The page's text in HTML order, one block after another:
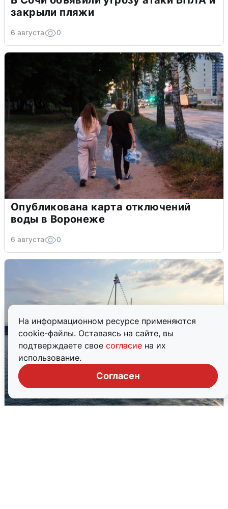
На информационном ресурсе применяются
cookie-файлы. Оставаясь на сайте, вы
подтверждаете свое согласие на их
использование.
Согласен
закрыли пляжи
6 августа 0
Опубликована карта отключений
воды в Воронеже
6 августа 0